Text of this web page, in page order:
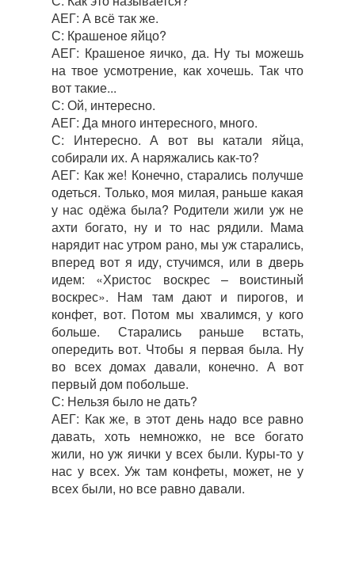
АЕГ: А всё так же.
С: Крашеное яйцо?
АЕГ: Крашеное яичко, да. Ну ты можешь
на твое усмотрение, как хочешь. Так что
вот такие...
С: Ой, интересно.
АЕГ: Да много интересного, много.
С: Интересно. А вот вы катали яйца,
собирали их. А наряжались как-то?
АЕГ: Как же! Конечно, старались получше
одеться. Только, моя милая, раньше какая
у нас одёжа была? Родители жили уж не
ахти богато, ну и то нас рядили. Мама
нарядит нас утром рано, мы уж старались,
вперед вот я иду, стучимся, или в дверь
идем: «Христос воскрес – воистиный
воскрес». Нам там дают и пирогов, и
конфет, вот. Потом мы хвалимся, у кого
больше. Старались раньше встать,
опередить вот. Чтобы я первая была. Ну
во всех домах давали, конечно. А вот
первый дом побольше.
С: Нельзя было не дать?
АЕГ: Как же, в этот день надо все равно
давать, хоть немножко, не все богато
жили, но уж яички у всех были. Куры-то у
нас у всех. Уж там конфеты, может, не у
всех были, но все равно давали.